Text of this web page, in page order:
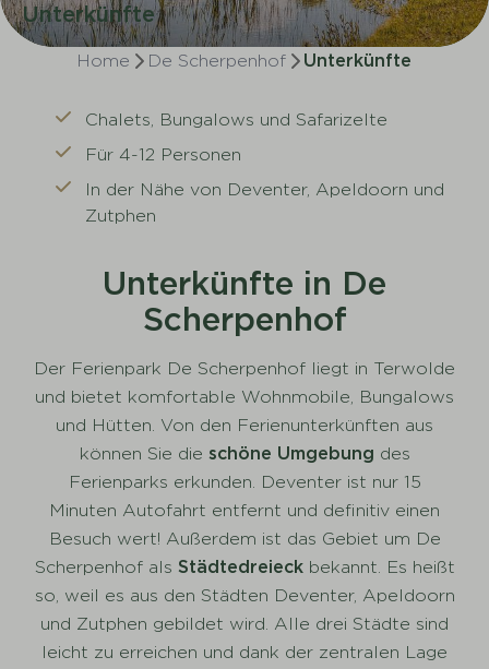
Unterkünfte
Home De Scherpenhof Unterkünfte
Chalets, Bungalows und Safarizelte
Für 4-12 Personen
In der Nähe von Deventer, Apeldoorn und
Zutphen
Unterkünfte in De
Scherpenhof
Der Ferienpark De Scherpenhof liegt in Terwolde
und bietet komfortable Wohnmobile, Bungalows
und Hütten. Von den Ferienunterkünften aus
können Sie die schöne Umgebung des
Ferienparks erkunden. Deventer ist nur 15
Minuten Autofahrt entfernt und definitiv einen
Besuch wert! Außerdem ist das Gebiet um De
Scherpenhof als Städtedreieckbekannt. Es heißt
so, weil es aus den Städten Deventer, Apeldoorn
und Zutphen gebildet wird. Alle drei Städte sind
leicht zu erreichen und dank der zentralen Lage